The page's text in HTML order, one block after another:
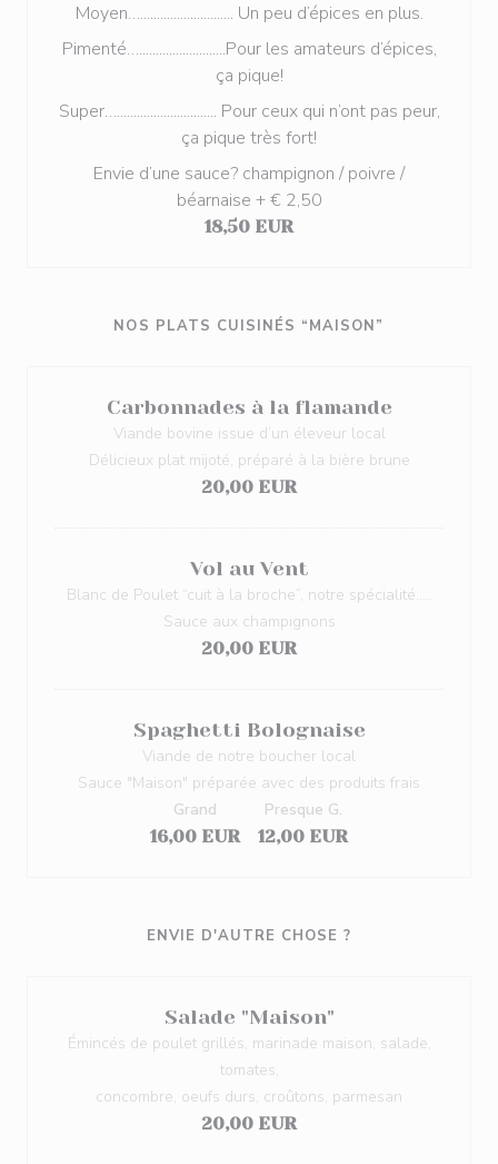
Moyen…............................ Un peu d’épices en plus.
Pimenté…..........................Pour les amateurs d’épices,
ça pique!
Super….............................. Pour ceux qui n’ont pas peur,
ça pique très fort!
Envie d’une sauce? champignon / poivre /
béarnaise + € 2,50
18,50 EUR
NOS PLATS CUISINÉS “MAISON”
Carbonnades à la flamande
Viande bovine issue d’un éleveur local
Délicieux plat mijoté, préparé à la bière brune
20,00 EUR
Vol au Vent
Blanc de Poulet “cuit à la broche”, notre spécialité…..
Sauce aux champignons
20,00 EUR
Spaghetti Bolognaise
Viande de notre boucher local
Sauce "Maison" préparée avec des produits frais
16,00 EUR
Grand
12,00 EUR
Presque G.
ENVIE D'AUTRE CHOSE ?
Salade "Maison"
Émincés de poulet grillés, marinade maison, salade,
tomates,
concombre, oeufs durs, croûtons, parmesan
20,00 EUR